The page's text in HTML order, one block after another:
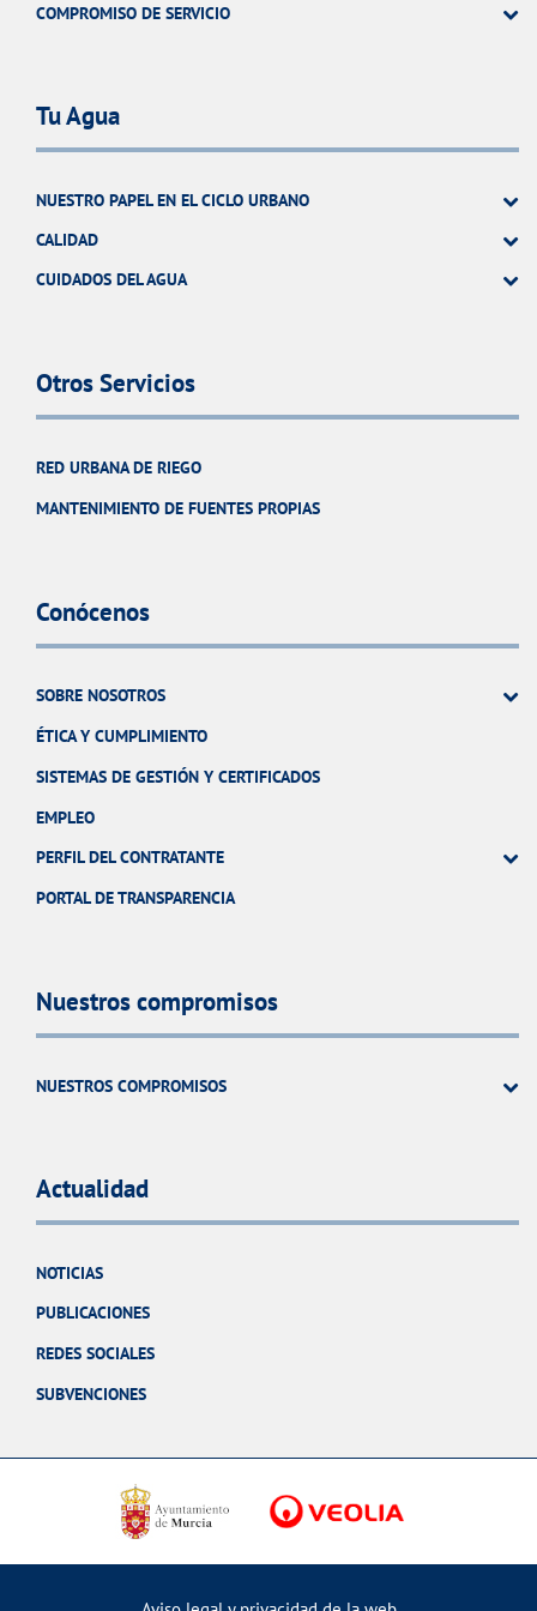
COMPROMISO DE SERVICIO
Tu Agua
NUESTRO PAPEL EN EL CICLO URBANO
CALIDAD
CUIDADOS DEL AGUA
Otros Servicios
RED URBANA DE RIEGO
MANTENIMIENTO DE FUENTES PROPIAS
Conócenos
SOBRE NOSOTROS
ÉTICA Y CUMPLIMIENTO
SISTEMAS DE GESTIÓN Y CERTIFICADOS
EMPLEO
PERFIL DEL CONTRATANTE
PORTAL DE TRANSPARENCIA
Nuestros compromisos
NUESTROS COMPROMISOS
Actualidad
NOTICIAS
PUBLICACIONES
REDES SOCIALES
SUBVENCIONES